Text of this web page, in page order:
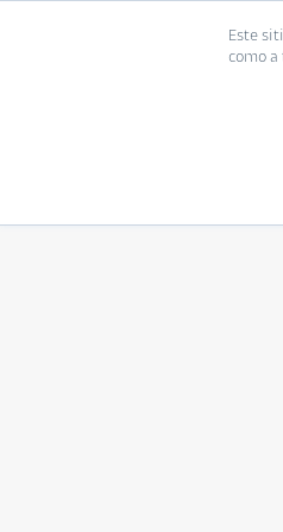
Este
como